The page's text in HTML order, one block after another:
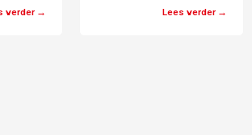
verder Lees verder